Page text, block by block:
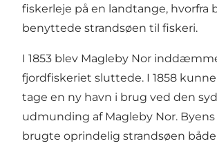
fiskerleje på en landtange, hvorfra
benyttede strandsøen til fiskeri.
I 1853 blev Magleby Nor
fjordfiskeriet sluttede. I 1858
tage en ny havn i brug ved den
udmunding af Magleby Nor.
brugte oprindelig strandsøen